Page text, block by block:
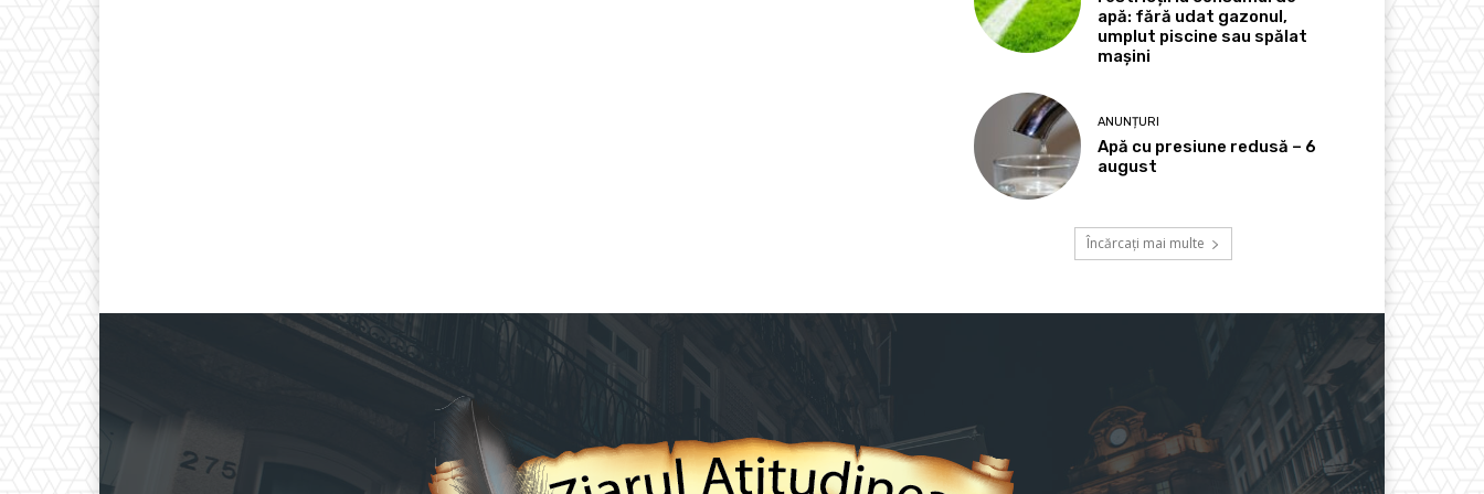
apă: fără udat gazonul,
umplut piscine sau spălat
mașini
ANUNȚURI
Apă cu presiune redusă – 6
august
Încărcați mai multe